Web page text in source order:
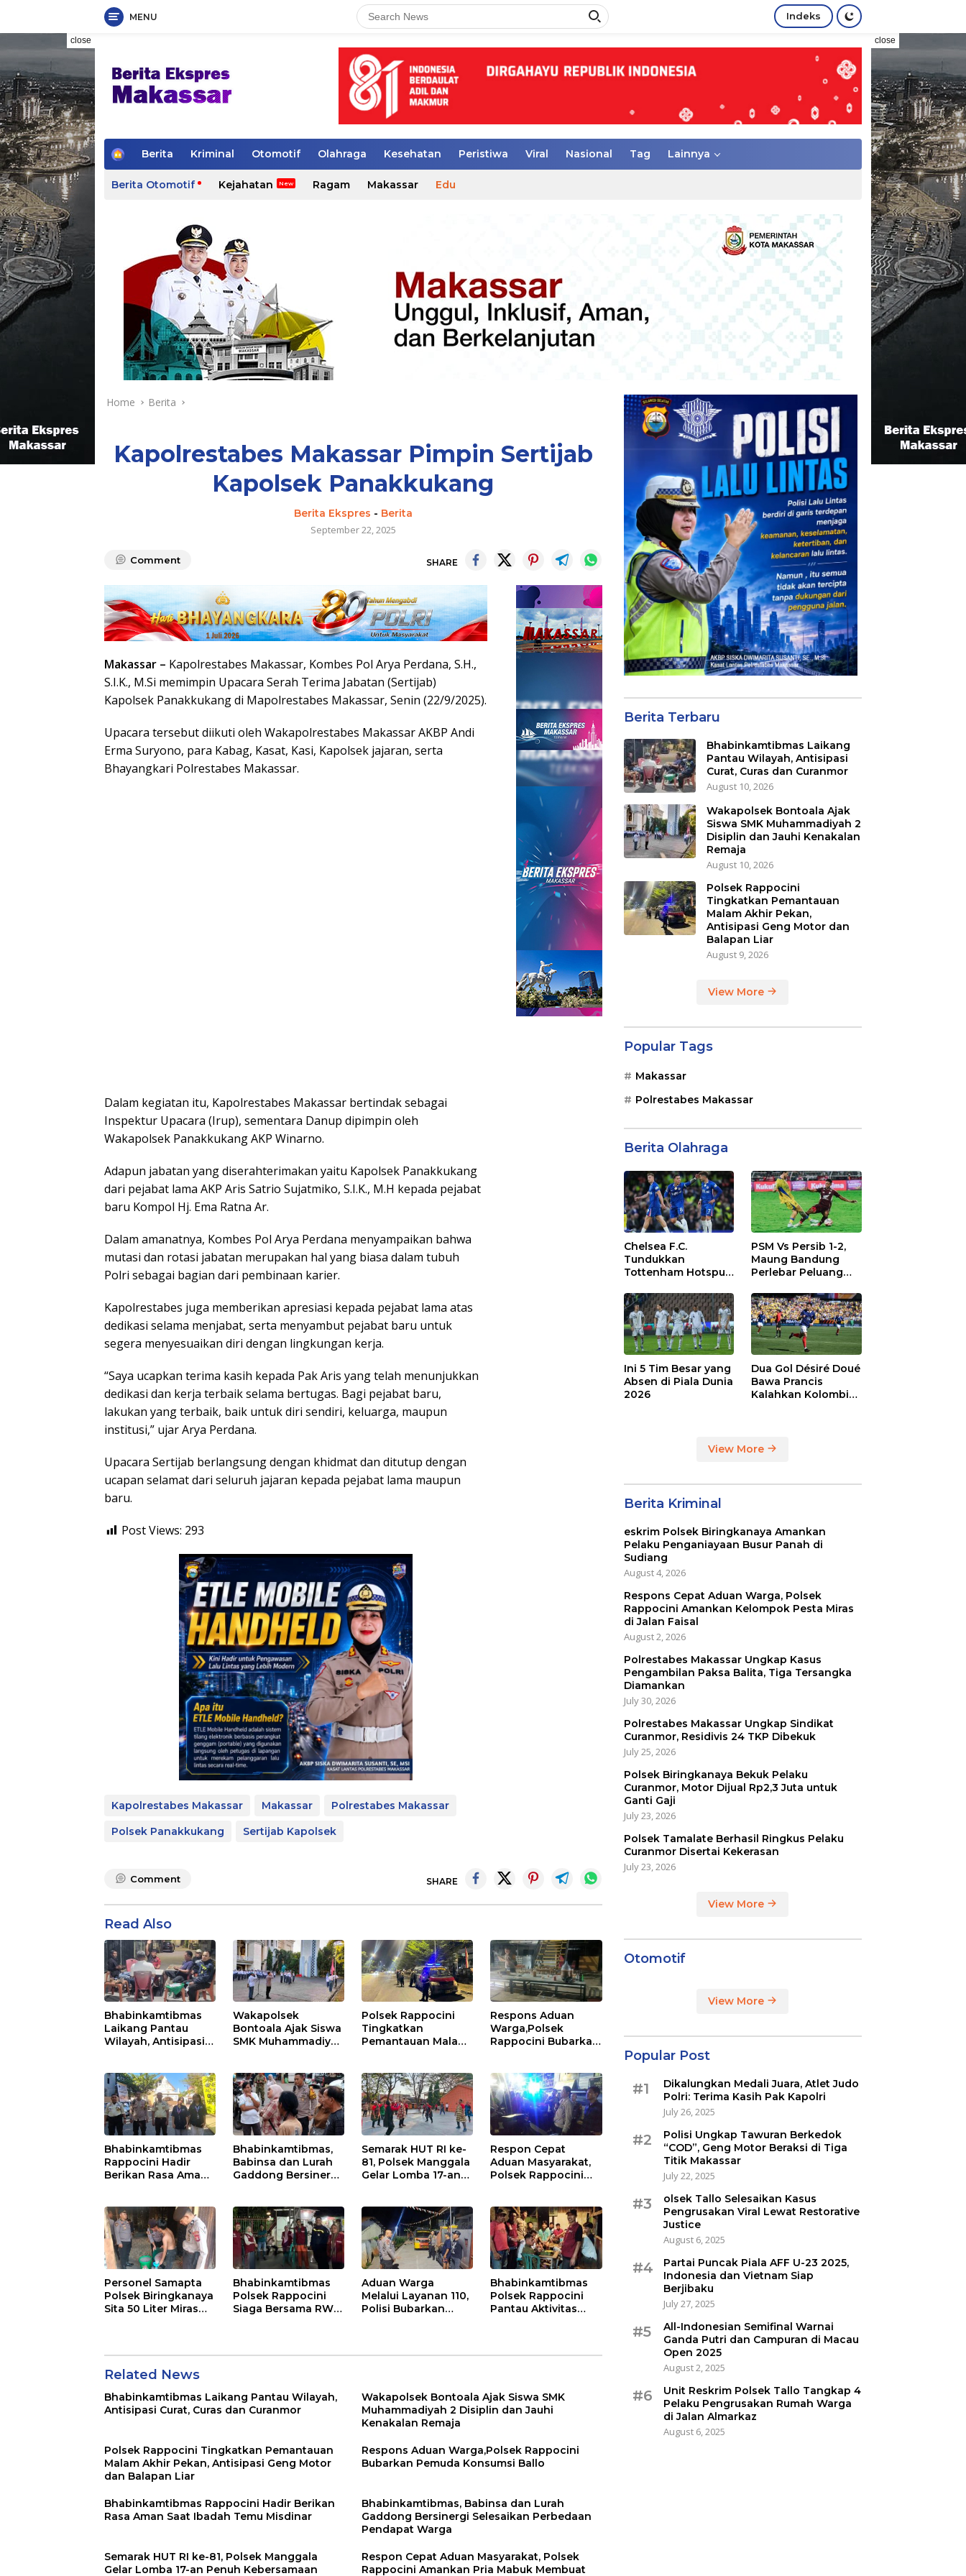
content
MENU Indeks
close close
H
m
e
Berita Kriminal Otomotif Olahraga Kesehatan Peristiwa Viral Nasional Tag Lainnya
Berita Otomotif Kejahatan Ragam Makassar Edu
Home Berita
Kapolrestabes Makassar Pimpin Sertijab
Kapolsek Panakkukang
Berita Ekspres - Berita
September 22, 2025
Comment SHARE
Makassar – Kapolrestabes Makassar, Kombes Pol Arya Perdana, S.H.,
S.I.K., M.Si memimpin Upacara Serah Terima Jabatan (Sertijab)
Kapolsek Panakkukang di Mapolrestabes Makassar, Senin (22/9/2025).
Upacara tersebut diikuti oleh Wakapolrestabes Makassar AKBP Andi
Erma Suryono, para Kabag, Kasat, Kasi, Kapolsek jajaran, serta
Bhayangkari Polrestabes Makassar.
Dalam kegiatan itu, Kapolrestabes Makassar bertindak sebagai
Inspektur Upacara (Irup), sementara Danup dipimpin oleh
Wakapolsek Panakkukang AKP Winarno.
Adapun jabatan yang diserahterimakan yaitu Kapolsek Panakkukang
dari pejabat lama AKP Aris Satrio Sujatmiko, S.I.K., M.H kepada pejabat
baru Kompol Hj. Ema Ratna Ar.
Dalam amanatnya, Kombes Pol Arya Perdana menyampaikan bahwa
mutasi dan rotasi jabatan merupakan hal yang biasa dalam tubuh
Polri sebagai bagian dari pembinaan karier.
Kapolrestabes juga memberikan apresiasi kepada pejabat lama atas
dedikasi selama menjabat, serta menyambut pejabat baru untuk
segera menyesuaikan diri dengan lingkungan kerja.
“Saya ucapkan terima kasih kepada Pak Aris yang telah menunjukkan
dedikasi dan kerja terbaik selama bertugas. Bagi pejabat baru,
lakukan yang terbaik, baik untuk diri sendiri, keluarga, maupun
institusi,” ujar Arya Perdana.
Upacara Sertijab berlangsung dengan khidmat dan ditutup dengan
ucapan selamat dari seluruh jajaran kepada pejabat lama maupun
baru.
Post Views: 293
Kapolrestabes Makassar Makassar
Polrestabes Makassar
Polsek Panakkukang
Sertijab Kapolsek
Comment SHARE
Read Also
Bhabinkamtibmas
Laikang Pantau
Wilayah, Antisipasi
Wakapolsek
Bontoala Ajak Siswa
SMK Muhammadiyah
Polsek Rappocini
Tingkatkan
Pemantauan Malam
Motor dan Balapan
Liar
Respons Aduan
Warga,Polsek
Rappocini Bubarkan
Bhabinkamtibmas
Rappocini Hadir
Berikan Rasa Aman
Bhabinkamtibmas,
Babinsa dan Lurah
Gaddong Bersinergi
Pendapat Warga
Semarak HUT RI ke-
81, Polsek Manggala
Gelar Lomba 17-an
Respon Cepat
Aduan Masyarakat,
Polsek Rappocini
Keributan
Personel Samapta
Polsek Biringkanaya
Sita 50 Liter Miras
Bhabinkamtibmas
Polsek Rappocini
Siaga Bersama RW
Aduan Warga
Melalui Layanan 110,
Polisi Bubarkan
Bhabinkamtibmas
Polsek Rappocini
Pantau Aktivitas
Related News
Bhabinkamtibmas Laikang Pantau Wilayah,
Antisipasi Curat, Curas dan Curanmor
Wakapolsek Bontoala Ajak Siswa SMK
Muhammadiyah 2 Disiplin dan Jauhi
Kenakalan Remaja
Polsek Rappocini Tingkatkan Pemantauan
Malam Akhir Pekan, Antisipasi Geng Motor
dan Balapan Liar
Respons Aduan Warga,Polsek Rappocini
Bubarkan Pemuda Konsumsi Ballo
Bhabinkamtibmas Rappocini Hadir Berikan
Rasa Aman Saat Ibadah Temu Misdinar
Bhabinkamtibmas, Babinsa dan Lurah
Gaddong Bersinergi Selesaikan Perbedaan
Pendapat Warga
Semarak HUT RI ke-81, Polsek Manggala
Gelar Lomba 17-an Penuh Kebersamaan
Respon Cepat Aduan Masyarakat, Polsek
Rappocini Amankan Pria Mabuk Membuat
Berita Terbaru
Bhabinkamtibmas Laikang
Pantau Wilayah, Antisipasi
Curat, Curas dan Curanmor
August 10, 2026
Wakapolsek Bontoala Ajak
Siswa SMK Muhammadiyah 2
Disiplin dan Jauhi Kenakalan
Remaja
August 10, 2026
Polsek Rappocini
Tingkatkan Pemantauan
Malam Akhir Pekan,
Antisipasi Geng Motor dan
Balapan Liar
August 9, 2026
View More
Popular Tags
Makassar
Polrestabes Makassar
Berita Olahraga
Chelsea F.C.
Tundukkan
Tottenham Hotspur
Bridge
PSM Vs Persib 1-2,
Maung Bandung
Perlebar Peluang
League
Ini 5 Tim Besar yang
Absen di Piala Dunia
2026
Dua Gol Désiré Doué
Bawa Prancis
Kalahkan Kolombia
View More
Berita Kriminal
eskrim Polsek Biringkanaya Amankan
Pelaku Penganiayaan Busur Panah di
Sudiang
August 4, 2026
Respons Cepat Aduan Warga, Polsek
Rappocini Amankan Kelompok Pesta Miras
di Jalan Faisal
August 2, 2026
Polrestabes Makassar Ungkap Kasus
Pengambilan Paksa Balita, Tiga Tersangka
Diamankan
July 30, 2026
Polrestabes Makassar Ungkap Sindikat
Curanmor, Residivis 24 TKP Dibekuk
July 25, 2026
Polsek Biringkanaya Bekuk Pelaku
Curanmor, Motor Dijual Rp2,3 Juta untuk
Ganti Gaji
July 23, 2026
Polsek Tamalate Berhasil Ringkus Pelaku
Curanmor Disertai Kekerasan
July 23, 2026
View More
Otomotif
View More
Popular Post
#1
Dikalungkan Medali Juara, Atlet Judo
Polri: Terima Kasih Pak Kapolri
July 26, 2025
#2
Polisi Ungkap Tawuran Berkedok
“COD”, Geng Motor Beraksi di Tiga
Titik Makassar
July 22, 2025
#3
olsek Tallo Selesaikan Kasus
Pengrusakan Viral Lewat Restorative
Justice
August 6, 2025
#4
Partai Puncak Piala AFF U-23 2025,
Indonesia dan Vietnam Siap
Berjibaku
July 27, 2025
#5
All-Indonesian Semifinal Warnai
Ganda Putri dan Campuran di Macau
Open 2025
August 2, 2025
#6
Unit Reskrim Polsek Tallo Tangkap 4
Pelaku Pengrusakan Rumah Warga
di Jalan Almarkaz
August 6, 2025